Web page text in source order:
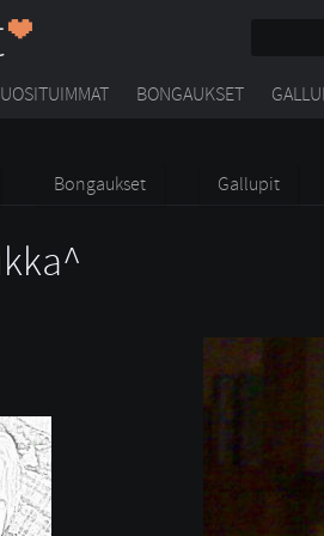
BONGAUKSET
Bongaukset Gallupit